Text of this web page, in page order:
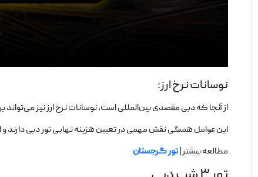
نوسانات نرخ ارز:
از آنجا که دبی مقصدی بین‌المللی است، نوسانات نرخ ارز نیز می‌تواند
این عوامل همگی نقش مهمی در تعیین هزینه نهایی تور دبی دارند و
مطالعه بیشتر | تور گرجستان